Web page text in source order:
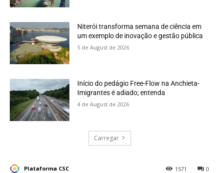
Niterói transforma semana de ciência em
um exemplo de inovação e gestão pública
5 de August de 2026
Início do pedágio Free-Flow na Anchieta-
Imigrantes é adiado; entenda
4 de August de 2026
Carregar
Plataforma CSC 0
1571